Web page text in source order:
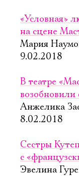
«Условная»
на сцене
Мария
9.02.2018
В театре
возобновили
Анжелика
8.02.2018
Сестры
с
Эвелина